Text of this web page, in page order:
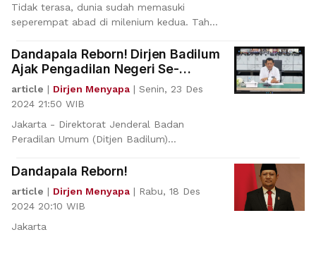
Tidak terasa, dunia sudah memasuki
seperempat abad di milenium kedua. Tahun
Dandapala Reborn! Dirjen Badilum
Ajak Pengadilan Negeri Se-
Indonesia Aktif di Pemberitaan
article | Dirjen Menyapa | Senin, 23 Des
2024 21:50 WIB
Jakarta - Direktorat Jenderal Badan
Peradilan Umum (Ditjen Badilum)
Dandapala Reborn!
article | Dirjen Menyapa | Rabu, 18 Des
2024 20:10 WIB
Jakarta